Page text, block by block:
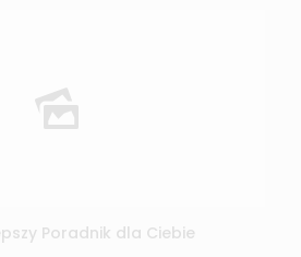
Poradnik dla Ciebie